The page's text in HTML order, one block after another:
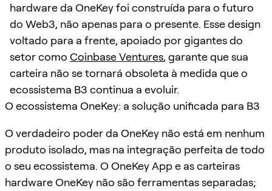
hardware da OneKey foi construída para o futuro
do Web3, não apenas para o presente. Esse design
voltado para a frente, apoiado por gigantes do
setor como Coinbase Ventures, garante que sua
carteira não se tornará obsoleta à medida que o
ecossistema B3 continua a evoluir.
O ecossistema OneKey: a solução unificada para B3
O verdadeiro poder da OneKey não está em nenhum
produto isolado, mas na integração perfeita de todo
o seu ecossistema. O OneKey App e as carteiras
hardware OneKey não são ferramentas separadas;